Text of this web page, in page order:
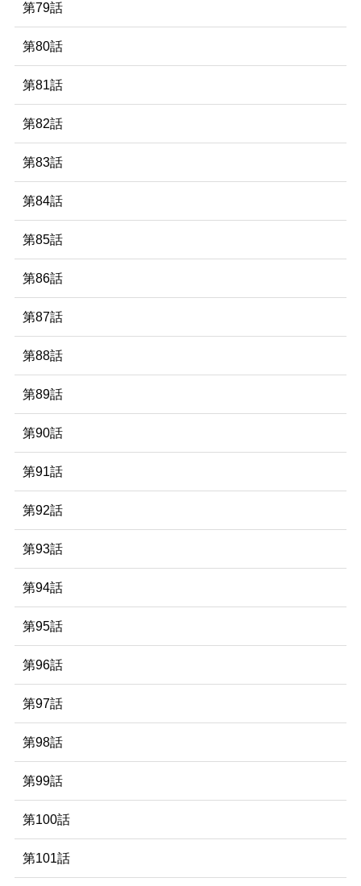
第79話
第80話
第81話
第82話
第83話
第84話
第85話
第86話
第87話
第88話
第89話
第90話
第91話
第92話
第93話
第94話
第95話
第96話
第97話
第98話
第99話
第100話
第101話